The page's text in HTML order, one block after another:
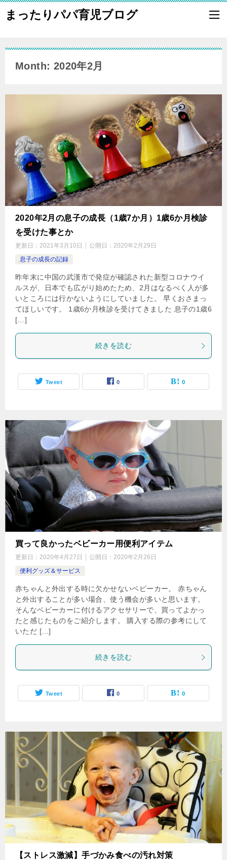
まったりパパ育児ブログ
Month: 2020年2月
2020年2月の息子の成長（1歳7か月）1歳6か月検診
を受けた事とか
更新日： 2021年3月10日 公開日： 2020年2月29日
息子の成長の記録
昨年末に中国の武漢市で発症が確認された新型コロナウイ
ルスが、日本でも広がり始めたため、2月はなるべく人が多
いところには行かないようにしていました。 早くおさまっ
てほしいです。 1歳6か月検診を受けてきました 息子の1歳6
[…]
続きを読む
Tweet 0 0
買って良かったベビーカー用便利アイテム
更新日： 2020年4月27日 公開日： 2020年2月26日
便利グッズ＆サービス
赤ちゃんと外出する時に欠かせないベビーカー。 赤ちゃん
と外出することが多い場合、使う機会が多いと思います。
そんなベビーカーに付けるアクセサリーで、買ってよかっ
たと感じたものをご紹介します。 購入する際の参考にして
いただ […]
続きを読む
Tweet 0 0
【ストレス激減】手づかみ食べの汚れ対策